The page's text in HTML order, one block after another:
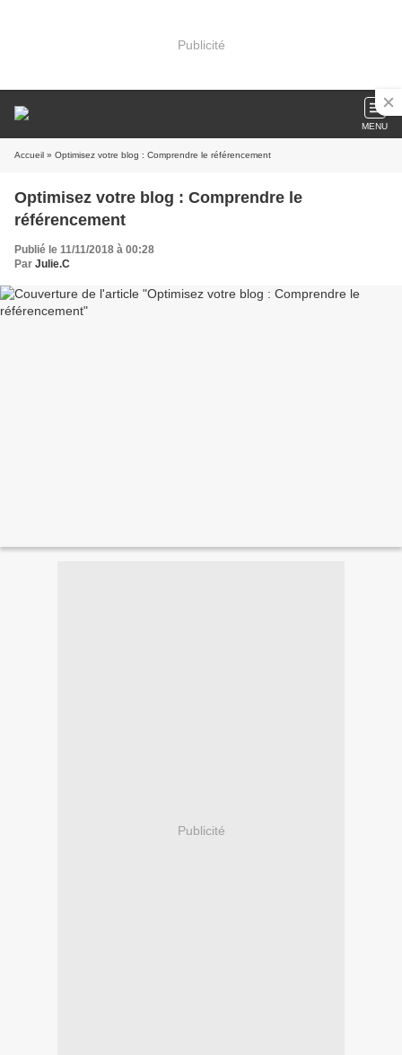
Publicité
MENU
Accueil » Optimisez votre blog : Comprendre le référencement
Optimisez votre blog : Comprendre le
référencement
Publié le 11/11/2018 à 00:28
Par Julie.C
Publicité